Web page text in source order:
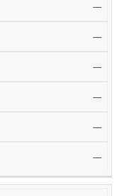
—
—
—
—
—
—